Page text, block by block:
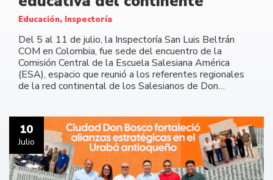
Educación, Inspectoría
Del 5 al 11 de julio, la Inspectoría San Luis Beltrán
COM en Colombia, fue sede del encuentro de la
Comisión Central de la Escuela Salesiana América
(ESA), espacio que reunió a los referentes regionales
de la red continental de los Salesianos de Don…
10
Julio